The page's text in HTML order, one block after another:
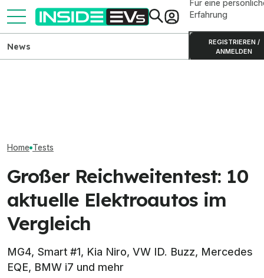
Für eine
Erfahrung
REGISTRIEREN /
ANMELDEN
News
Home Tests
Großer Reichweitentest: 10
aktuelle Elektroautos im
Vergleich
MG4, Smart #1, Kia Niro, VW ID. Buzz, Mercedes
EQE, BMW i7 und mehr